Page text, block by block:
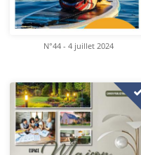
N°44 - 4 juillet 2024